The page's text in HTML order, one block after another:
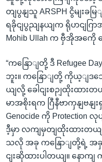
တျပွနျသူ ARSPH ငွိမျးခ
ရခိုငျပွညျနယျက ရိုဟငျဂ
Mohib Ullah က ဗှီအိုအကေို
“ကနြောျတို့ ဒီ Refugee
ဘူး။ ကနြောျတို့ ကိုယ့ျဒ
ယျလို့ ခေါငျးစဉျထိုးထားတ
မာအစိုးရက ဂြီနီဗာကှနျဗနျ
Genocide ကို Protection
ဒီ့မှာ လကျမှတျထိုးထားတ
သလို အခု ကနြောျတို့ရဲ့ အခှ
ငျးဆိုထားပါတယျ။ နောက